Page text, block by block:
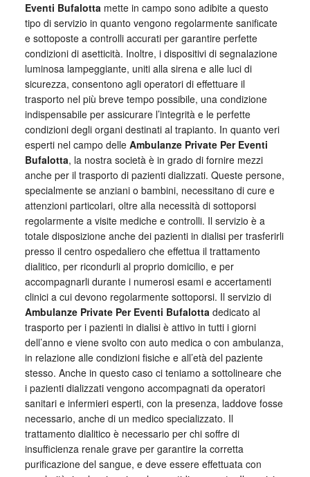
Eventi Bufalottamette in campo sono adibite a questo
tipo di servizio in quanto vengono regolarmente sanificate
e sottoposte a controlli accurati per garantire perfette
condizioni di asetticità. Inoltre, i dispositivi di segnalazione
luminosa lampeggiante, uniti alla sirena e alle luci di
sicurezza, consentono agli operatori di effettuare il
trasporto nel più breve tempo possibile, una condizione
indispensabile per assicurare l’integrità e le perfette
condizioni degli organi destinati al trapianto. In quanto veri
esperti nel campo delle Ambulanze Private Per Eventi
Bufalotta, la nostra società è in grado di fornire mezzi
anche per il trasporto di pazienti dializzati. Queste persone,
specialmente se anziani o bambini, necessitano di cure e
attenzioni particolari, oltre alla necessità di sottoporsi
regolarmente a visite mediche e controlli. Il servizio è a
totale disposizione anche dei pazienti in dialisi per trasferirli
presso il centro ospedaliero che effettua il trattamento
dialitico, per ricondurli al proprio domicilio, e per
accompagnarli durante i numerosi esami e accertamenti
clinici a cui devono regolarmente sottoporsi. Il servizio di
Ambulanze Private Per Eventi Bufalottadedicato al
trasporto per i pazienti in dialisi è attivo in tutti i giorni
dell’anno e viene svolto con auto medica o con ambulanza,
in relazione alle condizioni fisiche e all’età del paziente
stesso. Anche in questo caso ci teniamo a sottolineare che
i pazienti dializzati vengono accompagnati da operatori
sanitari e infermieri esperti, con la presenza, laddove fosse
necessario, anche di un medico specializzato. Il
trattamento dialitico è necessario per chi soffre di
insufficienza renale grave per garantire la corretta
purificazione del sangue, e deve essere effettuata con